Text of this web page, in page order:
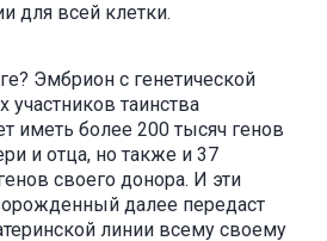
для всей клетки.
Эмбрион с генетической
участников таинства
иметь более 200 тысяч генов
и отца, но также и 37
своего донора. И эти
далее передаст
линии всему своему